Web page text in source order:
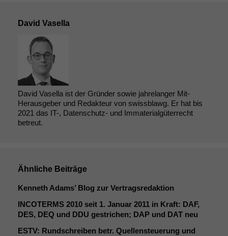
David Vasella
David Vasella ist der Gründer sowie jahrelanger Mit-
Herausgeber und Redakteur von swissblawg. Er hat bis
2021 das IT-, Datenschutz- und Immaterialgüterrecht
betreut.
Ähnliche Beiträge
Kenneth Adams’ Blog zur Vertragsredaktion
INCOTERMS 2010 seit 1. Januar 2011 in Kraft: DAF,
DES, DEQ und DDU gestrichen; DAP und DAT neu
ESTV: Rundschreiben betr. Quellensteuerung und